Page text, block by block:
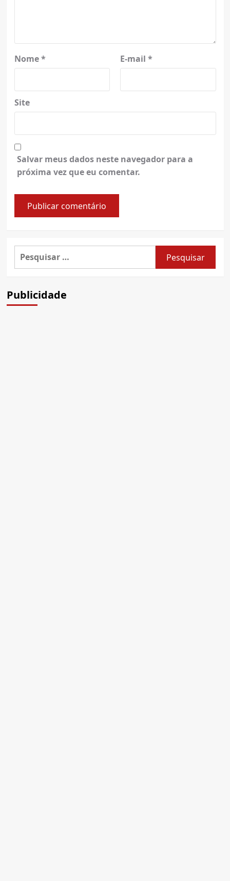
Nome* E-mail *
Site
Salvar meus dados neste navegador para a
próxima vez que eu comentar.
Pesquisar
Publicidade